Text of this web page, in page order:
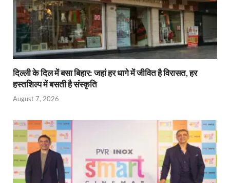
दिल्ली के दिल में बसा बिहार: जहां हर धागे में जीवित है विरासत, हर
हस्तशिल्प में बसती है संस्कृति
August 7, 2026